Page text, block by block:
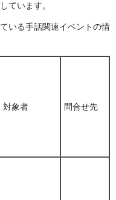
ています。
いる手話関連イベントの情
対象者 問合せ先